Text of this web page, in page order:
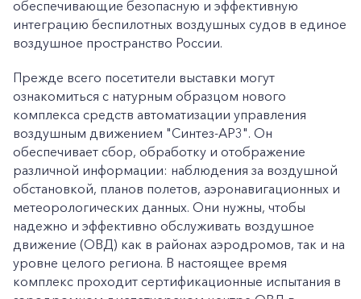
обеспечивающие безопасную и эффективную
интеграцию беспилотных воздушных судов в единое
воздушное пространство России.
Прежде всего посетители выставки могут
ознакомиться с натурным образцом нового
комплекса средств автоматизации управления
воздушным движением "Синтез-АР3". Он
обеспечивает сбор, обработку и отображение
различной информации: наблюдения за воздушной
обстановкой, планов полетов, аэронавигационных и
метеорологических данных. Они нужны, чтобы
надежно и эффективно обслуживать воздушное
движение (ОВД) как в районах аэродромов, так и на
уровне целого региона. В настоящее время
комплекс проходит сертификационные испытания в